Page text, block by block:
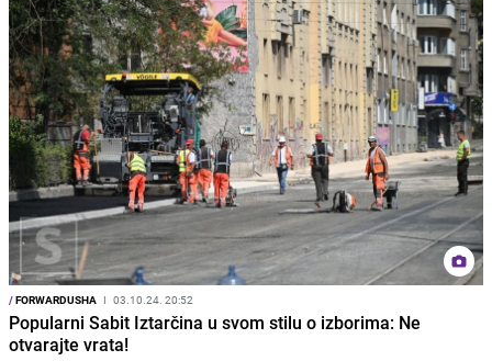
/FORWARDUSHA I 03.10.24. 20:52
Popularni Sabit Iztarčina u svom stilu o izborima: Ne
otvarajte vrata!